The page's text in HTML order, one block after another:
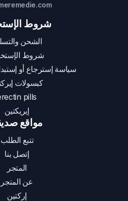
شروط
الشحن
شروط
سياسة إسترجاع أو
كبسولات
pills
إيريكتين
مواقع
تتبع الطلب
إتصل بنا
المتجر
عن المتجر
إركتين